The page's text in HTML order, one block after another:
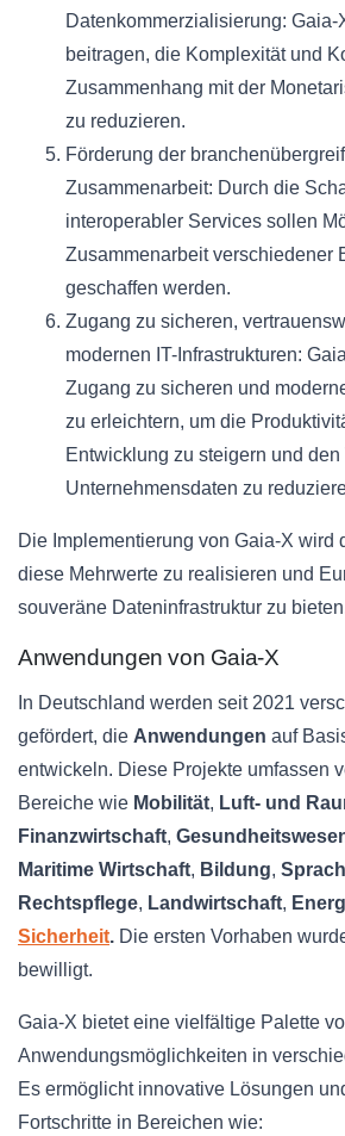
Datenkommerzialisierung: Gaia-
beitragen, die Komplexität und
Zusammenhang mit der
zu reduzieren.
Förderung der
Zusammenarbeit: Durch die
interoperabler Services sollen
Zusammenarbeit verschiedener
geschaffen werden.
Zugang zu sicheren,
modernen IT-Infrastrukturen:
Zugang zu sicheren und
zu erleichtern, um die
Entwicklung zu steigern und den
Unternehmensdaten zu
Die Implementierung von Gaia-X wird
diese Mehrwerte zu realisieren und
souveräne Dateninfrastruktur zu
Anwendungen von Gaia-X
In Deutschland werden seit 2021
gefördert, die Anwendungen auf
entwickeln. Diese Projekte umfassen
Bereiche wie Mobilität, Luft- und
Finanzwirtschaft,
Maritime Wirtschaft, Bildung,
Rechtspflege, Landwirtschaft,
Sicherheit. Die ersten Vorhaben
bewilligt.
Gaia-X bietet eine vielfältige Palette
Anwendungsmöglichkeiten in
Es ermöglicht innovative Lösungen
Fortschritte in Bereichen wie: